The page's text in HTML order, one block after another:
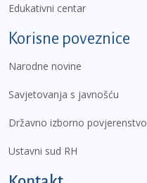
Edukativni centar
Korisne poveznice
Narodne novine
Savjetovanja s javnošću
Državno izborno povjerenstvo
Ustavni sud RH